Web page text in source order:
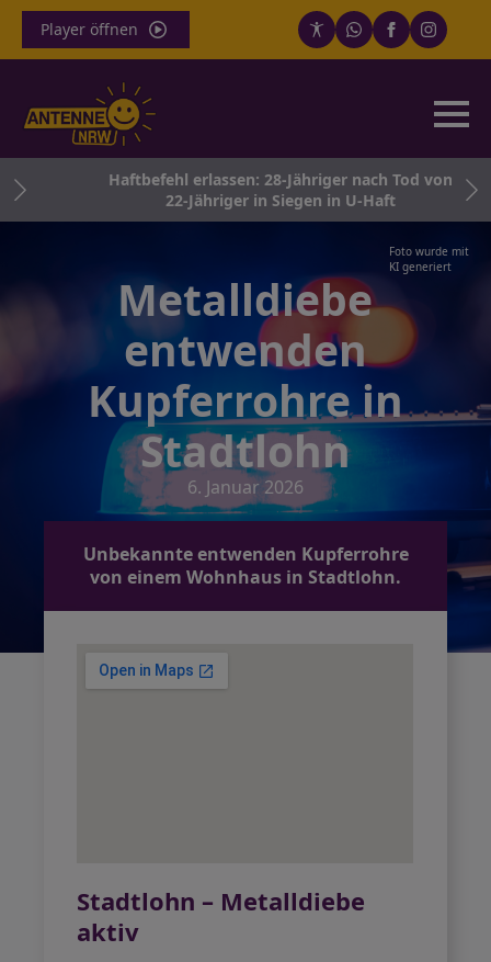
Player öffnen
Haftbefehl erlassen: 28-Jähriger nach Tod von
22-Jähriger in Siegen in U-Haft
Foto wurde mit
KI generiert
Metalldiebe
entwenden
Kupferrohre in
Stadtlohn
6. Januar 2026
Unbekannte entwenden Kupferrohre
von einem Wohnhaus in Stadtlohn.
Stadtlohn – Metalldiebe
aktiv